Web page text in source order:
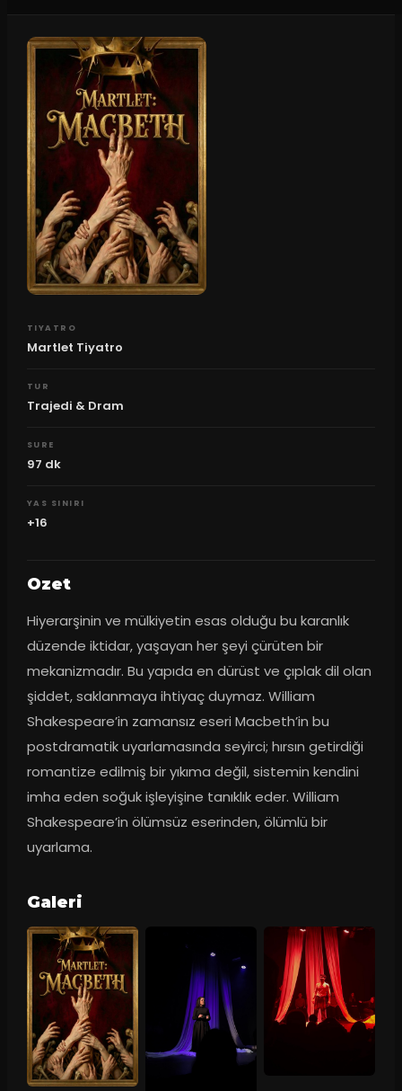
TIYATRO
Martlet Tiyatro
TUR
Trajedi & Dram
SURE
97 dk
YAS SINIRI
+16
Ozet
Hiyerarşinin ve mülkiyetin esas olduğu bu karanlık
düzende iktidar, yaşayan her şeyi çürüten bir
mekanizmadır. Bu yapıda en dürüst ve çıplak dil olan
şiddet, saklanmaya ihtiyaç duymaz. William
Shakespeare’in zamansız eseri Macbeth’in bu
postdramatik uyarlamasında seyirci; hırsın getirdiği
romantize edilmiş bir yıkıma değil, sistemin kendini
imha eden soğuk işleyişine tanıklık eder. William
Shakespeare’in ölümsüz eserinden, ölümlü bir
uyarlama.
Galeri